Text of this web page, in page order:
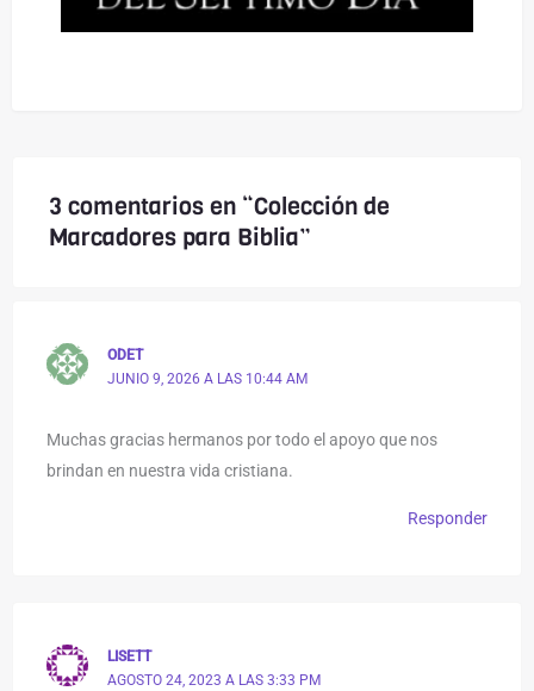
3 comentarios en “Colección de
Marcadores para Biblia”
ODET
JUNIO 9, 2026 A LAS 10:44 AM
Muchas gracias hermanos por todo el apoyo que nos
brindan en nuestra vida cristiana.
Responder
LISETT
AGOSTO 24, 2023 A LAS 3:33 PM